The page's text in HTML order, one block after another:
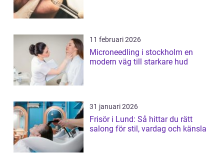
11 februari 2026
Microneedling i stockholm en
modern väg till starkare hud
31 januari 2026
Frisör i Lund: Så hittar du rätt
salong för stil, vardag och känsla